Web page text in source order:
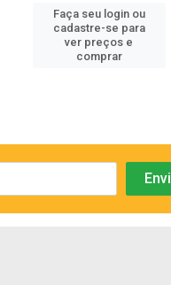
Faça seu login ou
cadastre-se para
ver preços e
comprar